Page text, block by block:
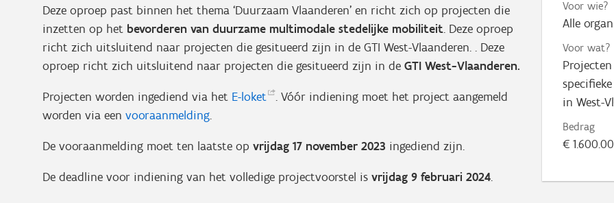
Deze oproep past binnen het thema ‘Duurzaam Vlaanderen’ en richt zich op projecten die
inzetten op het bevorderen van duurzame multimodale stedelijke mobiliteit. Deze oproep
richt zich uitsluitend naar projecten die gesitueerd zijn in de GTI West-Vlaanderen. . Deze
oproep richt zich uitsluitend naar projecten die gesitueerd zijn in de GTI West-Vlaanderen.
Projecten worden ingediend via het E-loket . Vóór indiening moet het project aangemeld
worden via een vooraanmelding.
De vooraanmelding moet ten laatste op vrijdag 17 november 2023 ingediend zijn.
De deadline voor indiening van het volledige projectvoorstel is vrijdag 9 februari 2024.
Voor wie?
Alle
Voor wat?
in West-
Bedrag
€